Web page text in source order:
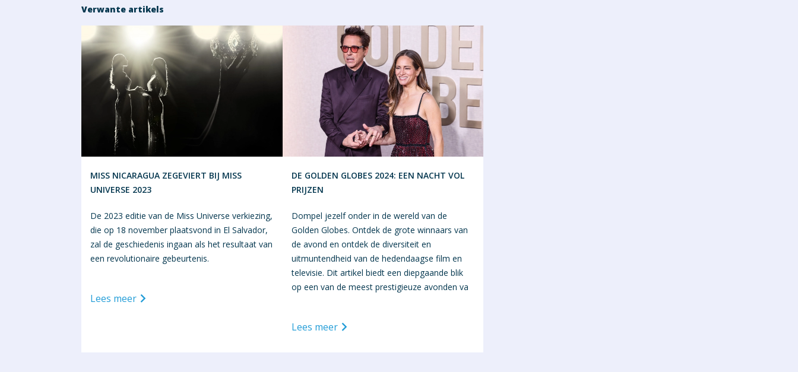
Verwante artikels
MISS NICARAGUA ZEGEVIERT BIJ MISS
UNIVERSE 2023
De 2023 editie van de Miss Universe verkiezing,
die op 18 november plaatsvond in El Salvador,
zal de geschiedenis ingaan als het resultaat van
een revolutionaire gebeurtenis.
Lees meer
DE GOLDEN GLOBES 2024: EEN NACHT VOL
PRIJZEN
Dompel jezelf onder in de wereld van de
Golden Globes. Ontdek de grote winnaars van
de avond en ontdek de diversiteit en
uitmuntendheid van de hedendaagse film en
televisie. Dit artikel biedt een diepgaande blik
op een van de meest prestigieuze avonden va
Lees meer